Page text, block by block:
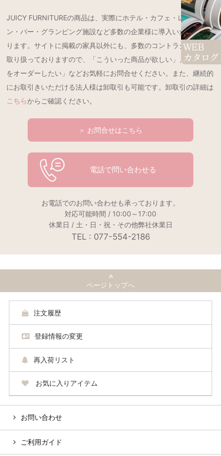
JUICY FURNITUREの商品は、実際にホテル・カフェ・レストラ
ン・バー・グランピング施設など多数の企業様に導入いただいてお
ります。サイトに掲載の家具以外にも、多数のコントラクト製品を
取り扱っておりますので、「こういった商品が欲しい」、「特注品
をオーダーしたい」などお気軽にお問合せください。また、継続的
にお取引きいただける法人様は卸取引も可能です。卸取引の詳細は
こちらからご確認ください。
＞ お問合せはこちら
電話で問い合わせる
お電話でのお問い合わせも承っております。
対応可能時間 / 10:00～17:00
休業日 / 土・日・祝・その他弊社休業日
TEL : 077-554-2186
ページトップへ
注文履歴
登録情報の変更
再入荷リスト
お気に入りアイテム
お問い合わせ
ご利用ガイド